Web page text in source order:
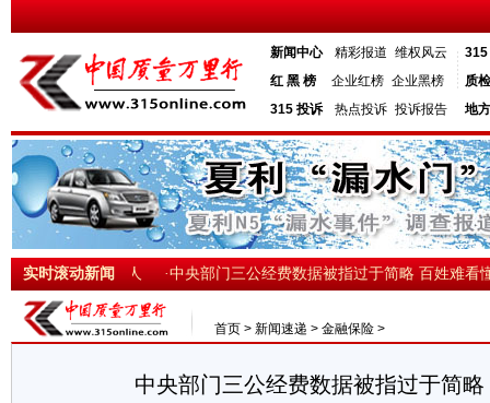
新闻中心 精彩报道 维权风云
红 黑 榜
企业红榜 企业黑榜
315 投诉
热点投诉 投诉报告
315
质
地
实时滚动新闻
就是尊重每个人 ·中央部门三公经费数据被指过于简略 百姓难看懂
首页 > 新闻速递 > 金融保险 >
中央部门三公经费数据被指过于简